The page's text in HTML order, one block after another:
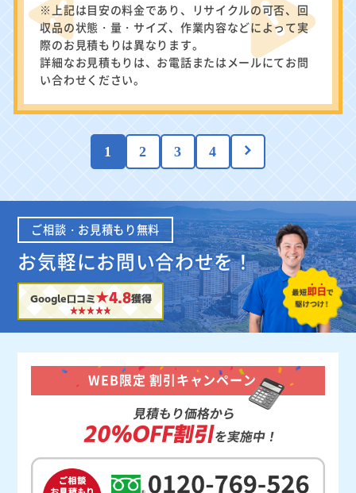
※上記は目安の料金であり、リサイクルの可否、回
収品の状態・量・サイズ、作業内容などによって実
際のお見積もりは異なります。
詳細なお見積もりは、お電話またはメールにてお問
い合わせください。
1 2 3 4
ご相談・お見積もり無料
お気軽にお問い合わせを！
Google口コミ★4.8獲得
WEB限定 割引キャンペーン
見積もり価格から
20%OFF割引を実施中！